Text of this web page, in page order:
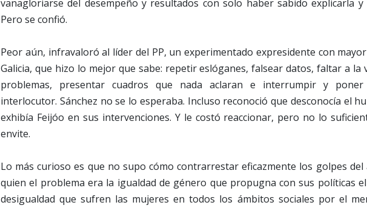
vanagloriarse del desempeño y resultados con solo haber sabido explicarla y
Pero se confió.
Peor aún, infravaloró al líder del PP, un experimentado expresidente con
Galicia, que hizo lo mejor que sabe: repetir eslóganes, falsear datos, faltar a la
problemas, presentar cuadros que nada aclaran e interrumpir y
interlocutor. Sánchez no se lo esperaba. Incluso reconoció que desconocía el
exhibía Feijóo en sus intervenciones. Y le costó reaccionar, pero no lo
envite.
Lo más curioso es que no supo cómo contrarrestar eficazmente los golpes del
quien el problema era la igualdad de género que propugna con sus políticas
desigualdad que sufren las mujeres en todos los ámbitos sociales por el